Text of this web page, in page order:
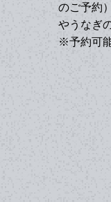
のご予約
やうなぎ
※予約可